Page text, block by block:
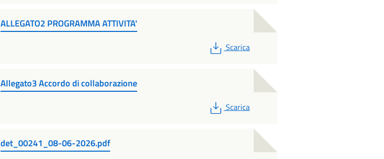
ALLEGATO2 PROGRAMMA ATTIVITA'
PDF
Scarica
Allegato3 Accordo di collaborazione
PDF
Scarica
det_00241_08-06-2026.pdf